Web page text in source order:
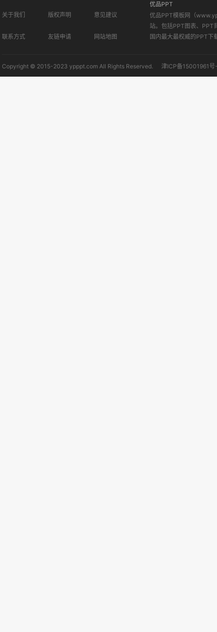
关于我们 版权声明 意见建议
联系方式 友链申请 网站地图
优品PPT
优品PPT模板网（
站。包括PPT图表、PPT
国内最大最权威的PPT下
Copyright © 2015-2023 ypppt.com All Rights Reserved. 津ICP备15001961号